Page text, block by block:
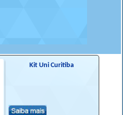
Kit Uni Curitiba